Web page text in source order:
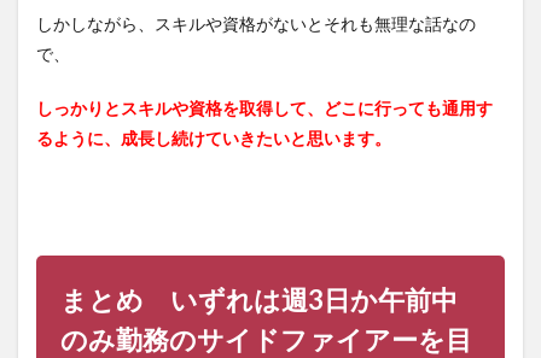
しかしながら、スキルや資格がないとそれも無理な話なの
で、
しっかりとスキルや資格を取得して、どこに行っても通用す
るように、成長し続けていきたいと思います。
まとめ いずれは週3日か午前中
のみ勤務のサイドファイアーを目